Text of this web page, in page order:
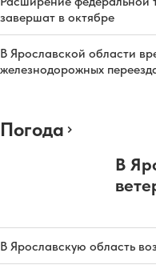
завершат в октябре
В Ярославской области
железнодорожных
Погода
В
В Ярославскую область